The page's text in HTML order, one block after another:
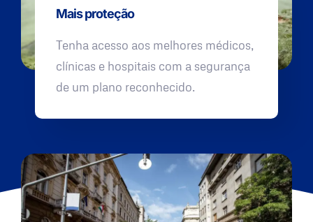
Mais proteção
Tenha acesso aos melhores médicos,
clínicas e hospitais com a segurança
de um plano reconhecido.